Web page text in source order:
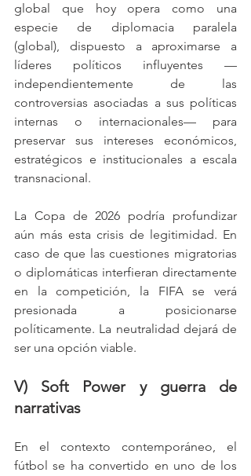
global que hoy opera como una
especie de diplomacia paralela
(global), dispuesto a aproximarse a
líderes políticos influyentes —
independientemente de las
controversias asociadas a sus políticas
internas o internacionales— para
preservar sus intereses económicos,
estratégicos e institucionales a escala
transnacional.
La Copa de 2026 podría profundizar
aún más esta crisis de legitimidad. En
caso de que las cuestiones migratorias
o diplomáticas interfieran directamente
en la competición, la FIFA se verá
presionada a posicionarse
políticamente. La neutralidad dejará de
ser una opción viable.
V) Soft Power y guerra de
narrativas
En el contexto contemporáneo, el
fútbol se ha convertido en uno de los